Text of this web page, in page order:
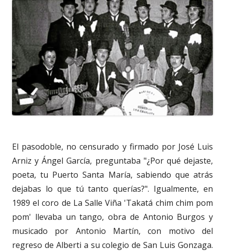
El pasodoble, no censurado y firmado por José Luis
Arniz y Ángel García, preguntaba "¿Por qué dejaste,
poeta, tu Puerto Santa María, sabiendo que atrás
dejabas lo que tú tanto querías?". Igualmente, en
1989 el coro de La Salle Viña 'Takatá chim chim pom
pom' llevaba un tango, obra de Antonio Burgos y
musicado por Antonio Martín, con motivo del
regreso de Alberti a su colegio de San Luis Gonzaga.